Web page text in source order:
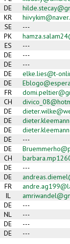
DE
KR
SE
---
PK
ES
---
DE
---
DE
---
DE
elke.lies@t-
DE
FR
CH
DE
DE
DE
DE
---
DE
CH
DE
---
DE
FR
IL
DE
---
NL
---
DE
---
DE ---